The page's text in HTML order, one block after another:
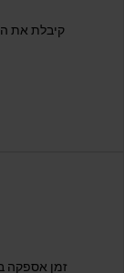
קיבלת את